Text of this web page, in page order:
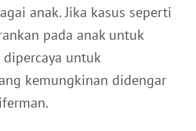
anak. Jika kasus seperti
pada anak untuk
untuk
kemungkinan didengar